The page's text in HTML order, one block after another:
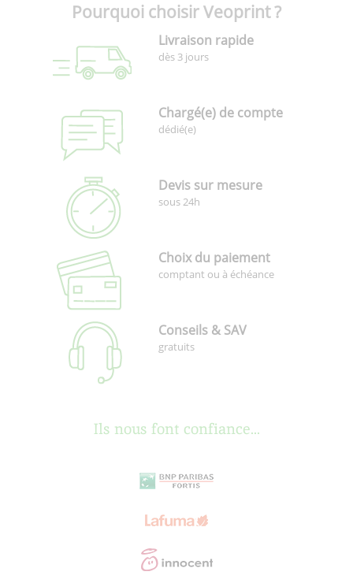
Pourquoi choisir Veoprint ?
Livraison rapide
dès 3 jours
Chargé(e) de compte
dédié(e)
Devis sur mesure
sous 24h
Choix du paiement
comptant ou à échéance
Conseils & SAV
gratuits
Ils nous font confiance...